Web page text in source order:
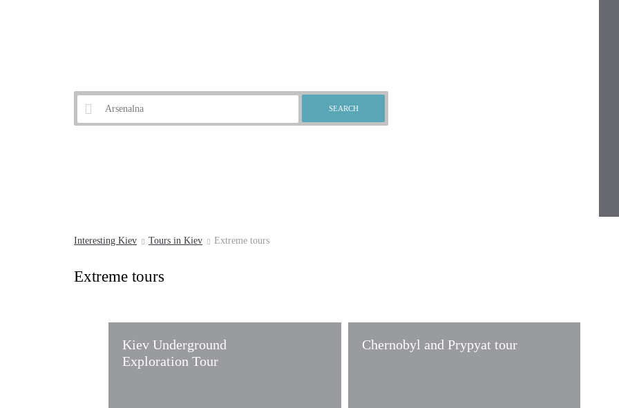
Interesting Kiev Tours in Kiev Extreme tours
Extreme tours
Kiev Underground
Exploration Tour
Chernobyl and Prypyat tour